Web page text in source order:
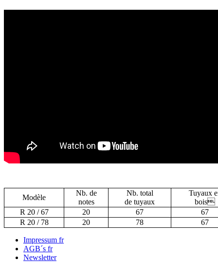
Modèle
Nb. de
notes
Nb. total
de tuyaux
Tuyaux
bois
R 20 / 67
20 67
67
R 20 / 78
20 78 67
Impressum fr
AGB´s fr
Newsletter